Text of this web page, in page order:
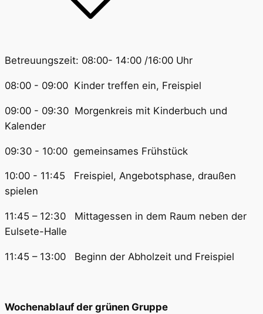
Betreuungszeit: 08:00- 14:00 /16:00 Uhr
08:00 - 09:00 Kinder treffen ein, Freispiel
09:00 - 09:30 Morgenkreis mit Kinderbuch und
Kalender
09:30 - 10:00 gemeinsames Frühstück
10:00 - 11:45 Freispiel, Angebotsphase, draußen
spielen
11:45 – 12:30 Mittagessen in dem Raum neben der
Eulsete-Halle
11:45 – 13:00 Beginn der Abholzeit und Freispiel
Wochenablauf der grünen Gruppe